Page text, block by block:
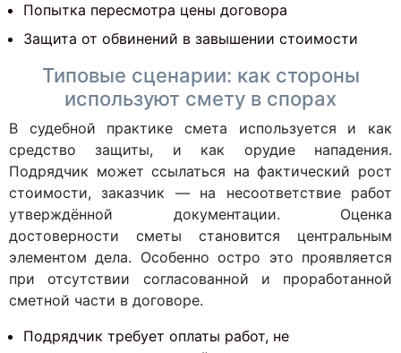
Попытка пересмотра цены договора
Защита от обвинений в завышении стоимости
Типовые сценарии: как стороны
используют смету в спорах
В судебной практике смета используется и как
средство защиты, и как орудие нападения.
Подрядчик может ссылаться на фактический рост
стоимости, заказчик — на несоответствие работ
утверждённой документации. Оценка
достоверности сметы становится центральным
элементом дела. Особенно остро это проявляется
при отсутствии согласованной и проработанной
сметной части в договоре.
Подрядчик требует оплаты работ, не